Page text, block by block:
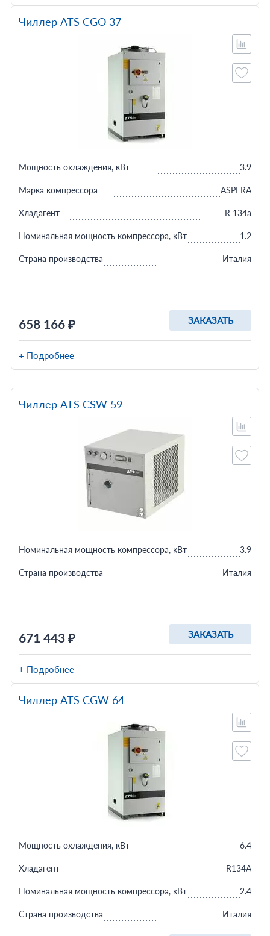
Чиллер ATS CGO 37
658 166 ₽ ЗАКАЗАТЬ
Мощность охлаждения, кВт 3.9
Марка компрессора ASPERA
Хладагент R 134a
Номинальная мощность компрессора, кВт 1.2
Страна производства Италия
+ Подробнее
Чиллер ATS CSW 59
671 443 ₽ ЗАКАЗАТЬ
Номинальная мощность компрессора, кВт 3.9
Страна производства Италия
+ Подробнее
Чиллер ATS CGW 64
Мощность охлаждения, кВт 6.4
Хладагент R134A
Номинальная мощность компрессора, кВт 2.4
Страна производства Италия